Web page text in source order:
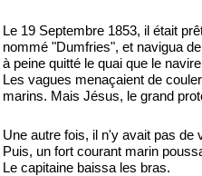
Le 19 Septembre 1853, il était
nommé "Dumfries", et navigua
à peine quitté le quai que le
Les vagues menaçaient de
marins. Mais Jésus, le grand
Une autre fois, il n'y avait pas de
Puis, un fort courant marin
Le capitaine baissa les bras.